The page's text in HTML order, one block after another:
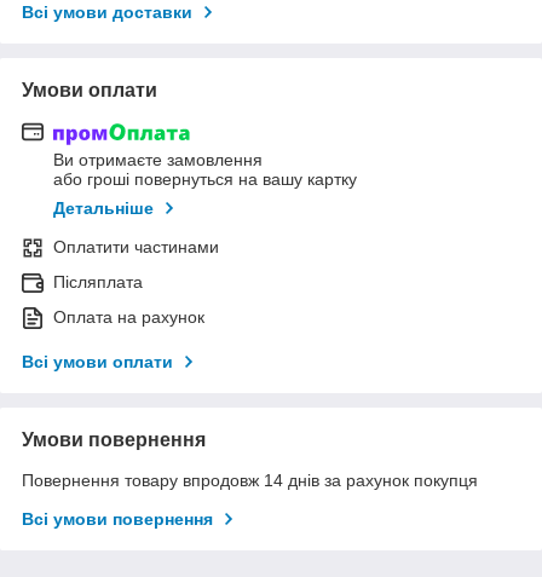
Всі умови доставки
Умови оплати
Ви отримаєте замовлення
або гроші повернуться на вашу картку
Детальніше
Оплатити частинами
Післяплата
Оплата на рахунок
Всі умови оплати
Умови повернення
Повернення товару впродовж 14 днів за рахунок покупця
Всі умови повернення